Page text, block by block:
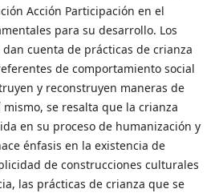
Acción Participación en el
para su desarrollo. Los
cuenta de prácticas de crianza
de comportamiento social
y reconstruyen maneras de
se resalta que la crianza
en su proceso de humanización y
énfasis en la existencia de
de construcciones culturales
las prácticas de crianza que se